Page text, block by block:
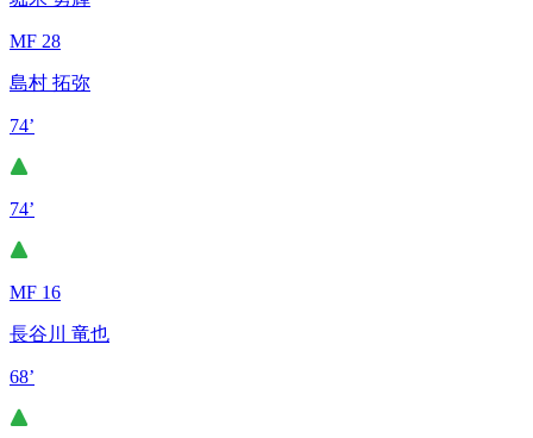
MF 28
島村 拓弥
74’
74’
MF 16
長谷川 竜也
68’